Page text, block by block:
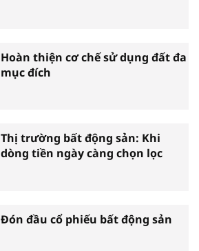
Hoàn thiện cơ chế sử dụng đất đa
mục đích
Thị trường bất động sản: Khi
dòng tiền ngày càng chọn lọc
Đón đầu cổ phiếu bất động sản